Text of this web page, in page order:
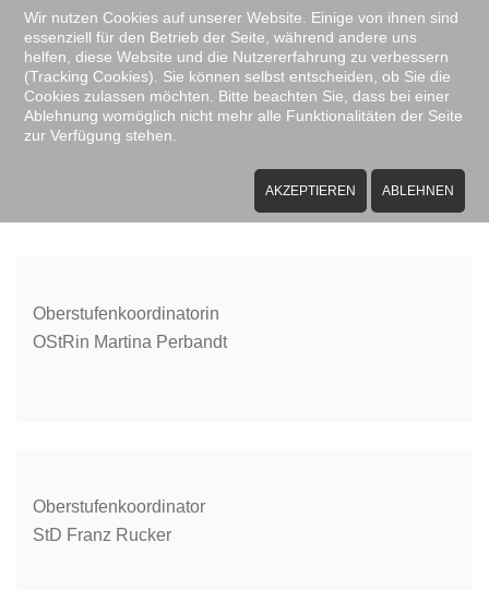
Zum Hauptinhalt springen
Oberstufenkoordination
Oberstufenkoordinatorin
OStRin Martina Perbandt
Oberstufenkoordinator
StD Franz Rucker
Wir nutzen Cookies auf unserer Website. Einige von ihnen sind
essenziell für den Betrieb der Seite, während andere uns
helfen, diese Website und die Nutzererfahrung zu verbessern
(Tracking Cookies). Sie können selbst entscheiden, ob Sie die
Cookies zulassen möchten. Bitte beachten Sie, dass bei einer
Ablehnung womöglich nicht mehr alle Funktionalitäten der Seite
zur Verfügung stehen.
AKZEPTIEREN ABLEHNEN